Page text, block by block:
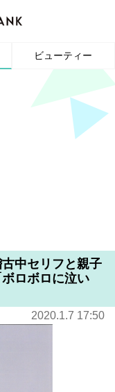
ビューティー
中セリフと親子
ロボロに泣い
2020.1.7 17:50